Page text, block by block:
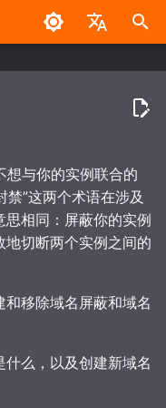
机
器 HTTP 服务器
存 API 响应
存资源与媒体
GoToSocial 可执行文
沙盒处理
火墙
与你的实例联合的
禁”这两个术语在涉及
相同：屏蔽你的实例
切断两个实例之间的
和移除域名屏蔽和域名
什么，以及创建新域名